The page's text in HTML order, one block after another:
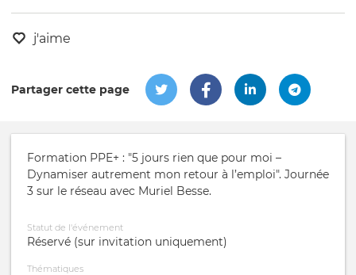
j'aime
Partager cette page
Formation PPE+ : "5 jours rien que pour moi –
Dynamiser autrement mon retour à l’emploi". Journée
3 sur le réseau avec Muriel Besse.
Statut de l'événement
Réservé (sur invitation uniquement)
Thématiques